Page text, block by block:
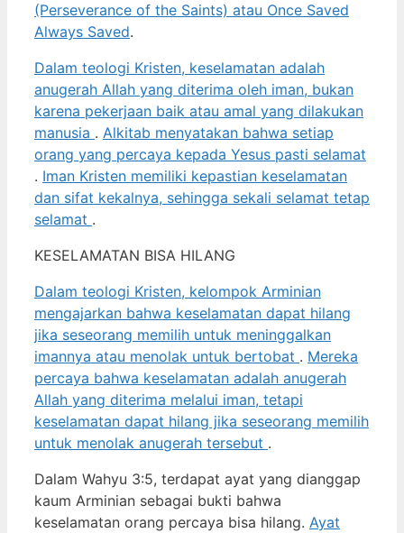
(Perseverance of the Saints) atau Once Saved
Always Saved.
Dalam teologi Kristen, keselamatan adalah
anugerah Allah yang diterima oleh iman, bukan
karena pekerjaan baik atau amal yang dilakukan
manusia . Alkitab menyatakan bahwa setiap
orang yang percaya kepada Yesus pasti selamat
. Iman Kristen memiliki kepastian keselamatan
dan sifat kekalnya, sehingga sekali selamat tetap
selamat .
KESELAMATAN BISA HILANG
Dalam teologi Kristen, kelompok Arminian
mengajarkan bahwa keselamatan dapat hilang
jika seseorang memilih untuk meninggalkan
imannya atau menolak untuk bertobat . Mereka
percaya bahwa keselamatan adalah anugerah
Allah yang diterima melalui iman, tetapi
keselamatan dapat hilang jika seseorang memilih
untuk menolak anugerah tersebut .
Dalam Wahyu 3:5, terdapat ayat yang dianggap
kaum Arminian sebagai bukti bahwa
keselamatan orang percaya bisa hilang. Ayat